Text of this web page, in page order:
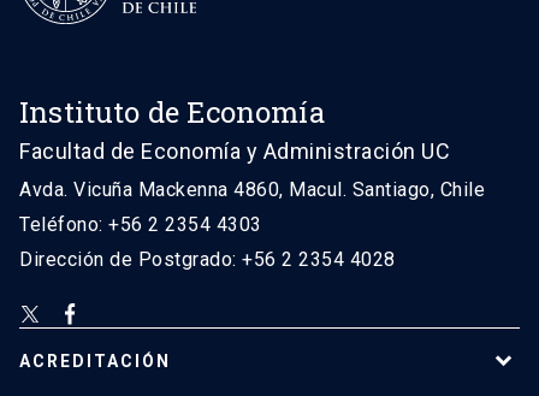
Instituto de Economía
Facultad de Economía y Administración UC
Avda. Vicuña Mackenna 4860, Macul. Santiago, Chile
Teléfono: +56 2 2354 4303
Dirección de Postgrado: +56 2 2354 4028
ACREDITACIÓN